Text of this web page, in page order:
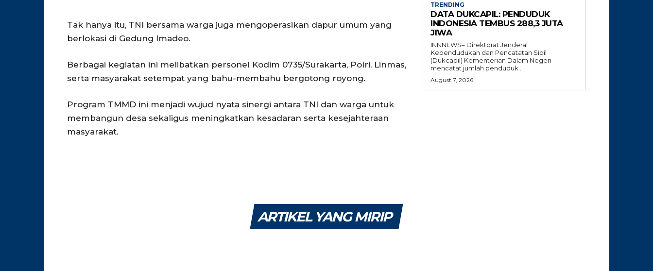
Tak hanya itu, TNI bersama warga juga mengoperasikan dapur umum yang
berlokasi di Gedung Imadeo.
Berbagai kegiatan ini melibatkan personel Kodim 0735/Surakarta, Polri, Linmas,
serta masyarakat setempat yang bahu-membahu bergotong royong.
Program TMMD ini menjadi wujud nyata sinergi antara TNI dan warga untuk
membangun desa sekaligus meningkatkan kesadaran serta kesejahteraan
masyarakat.
TRENDING
DATA DUKCAPIL: PENDUDUK
INDONESIA TEMBUS 288,3 JUTA
JIWA
INNNEWS– Direktorat Jenderal
Kependudukan dan Pencatatan Sipil
(Dukcapil) Kementerian Dalam Negeri
mencatat jumlah penduduk...
August 7, 2026
ARTIKEL YANG MIRIP